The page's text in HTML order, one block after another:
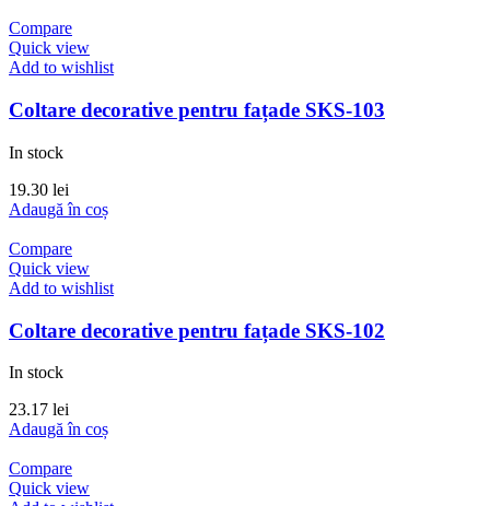
Compare
Quick view
Add to wishlist
Coltare decorative pentru fațade SKS-103
In stock
19.30 lei
Adaugă în coș
Compare
Quick view
Add to wishlist
Coltare decorative pentru fațade SKS-102
In stock
23.17 lei
Adaugă în coș
Compare
Quick view